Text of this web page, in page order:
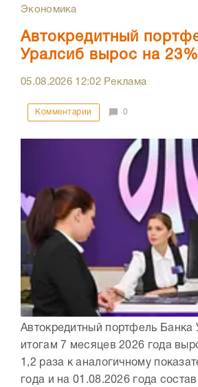
Экономика
Автокредитный
Уралсиб вырос на 23%
05.08.2026 12:02Реклама
Комментарии 0
Автокредитный портфель Банка
итогам 7 месяцев 2026 года
1,2 раза к аналогичному
года и на 01.08.2026 года